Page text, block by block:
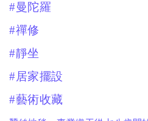
#曼陀羅
#禪修
#靜坐
#居家擺設
#藝術收藏